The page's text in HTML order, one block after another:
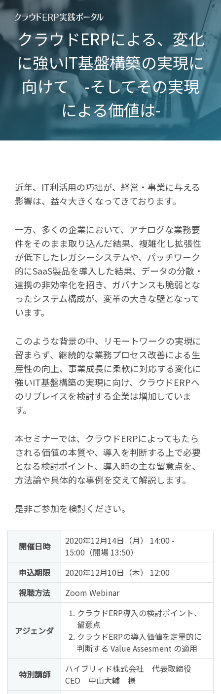
クラウドERPによる、変化
に強いIT基盤構築の実現に
向けて-そしてその実現
による価値は-
近年、IT利活用の巧拙が、経営・事業に与える
影響は、益々大きくなってきております。
一方、多くの企業において、アナログな業務要
件をそのまま取り込んだ結果、複雑化し拡張性
が低下したレガシーシステムや、パッチワーク
的にSaaS製品を導入した結果、データの分散・
連携の非効率化を招き、ガバナンスも脆弱とな
ったシステム構成が、変革の大きな壁となって
います。
このような背景の中、リモートワークの実現に
留まらず、継続的な業務プロセス改善による生
産性の向上、事業成長に柔軟に対応する変化に
強いIT基盤構築の実現に向け、クラウドERPへ
のリプレイスを検討する企業は増加していま
す。
本セミナーでは、クラウドERPによってもたら
される価値の本質や、導入を判断する上で必要
となる検討ポイント、導入時の主な留意点を、
方法論や具体的な事例を交えて解説します。
是非ご参加を検討ください。
開催日時
2020年12月14日（月） 14:00 -
15:00（開場 13:50）
申込期限
2020年12月10日（木） 12:00
視聴方法
Zoom Webinar
アジェンダ
クラウドERP導入の検討ポイント、
留意点
クラウドERPの導入価値を定量的に
判断する Value Assesment の適用
特別講師
ハイブリィド株式会社 代表取締役
CEO 中山大輔 様